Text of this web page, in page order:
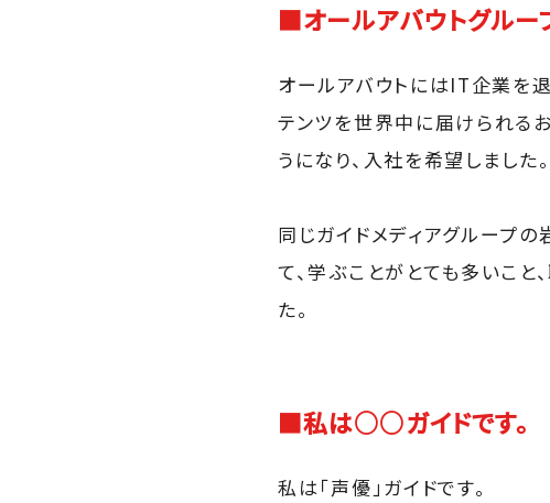
■オールアバウトグルー
オールアバウトにはIT企業を
テンツを世界中に届けられる
うになり、入社を希望しました。
同じガイドメディアグループ
て、学ぶことがとても多いこ
た。
■私は○○ガイドです。
私は「声優」ガイドです。